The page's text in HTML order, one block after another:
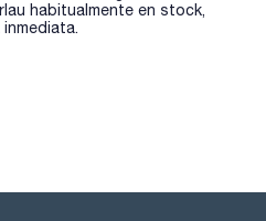
habitualmente en stock,